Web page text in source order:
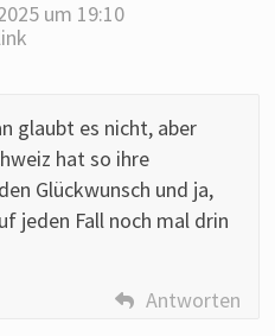
um 19:10
glaubt es nicht, aber
hat so ihre
Glückwunsch und ja,
jeden Fall noch mal drin
Antworten